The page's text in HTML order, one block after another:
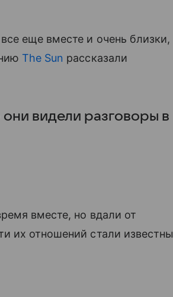
еще вместе и очень близки,
The Sun рассказали
видели разговоры в
вместе, но вдали от
их отношений стали известны